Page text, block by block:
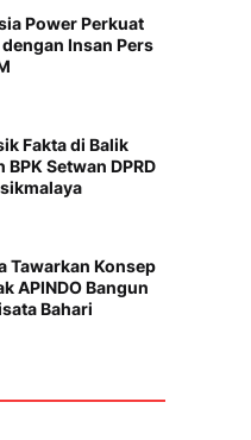
Power Perkuat
Insan Pers
Fakta di Balik
BPK Setwan DPRD
Tawarkan Konsep
APINDO Bangun
Bahari